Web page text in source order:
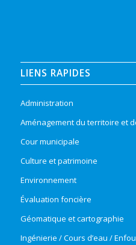
LIENS RAPIDES
Administration
Aménagement du territoire et
Cour municipale
Culture et patrimoine
Environnement
Évaluation foncière
Géomatique et cartographie
Ingénierie / Cours d’eau /